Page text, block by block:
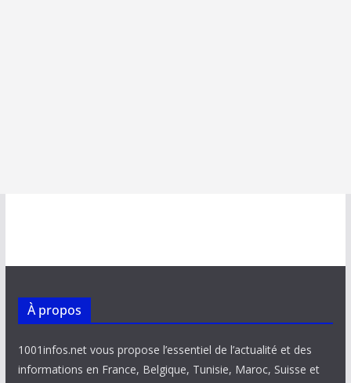
À propos
1001infos.net vous propose l’essentiel de l’actualité et des
informations en France, Belgique, Tunisie, Maroc, Suisse et